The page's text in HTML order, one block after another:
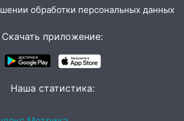
дотла сгорел
будут судить десять
снабжавших две области
в трамвае
полиция получила
обработки персональных данных
Скачать приложение:
Наша статистика: